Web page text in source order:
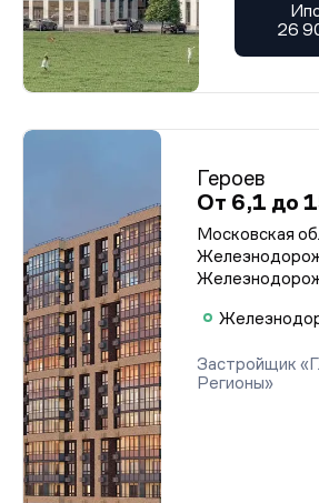
26
Героев
От 6,1 до
Московская
Застройщик
Регионы»